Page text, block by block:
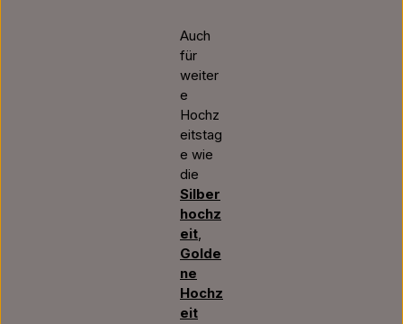
Auch
für
weiter
e
Hochz
eitstag
e wie
die
Silber
hochz
eit,
Golde
ne
Hochz
eit